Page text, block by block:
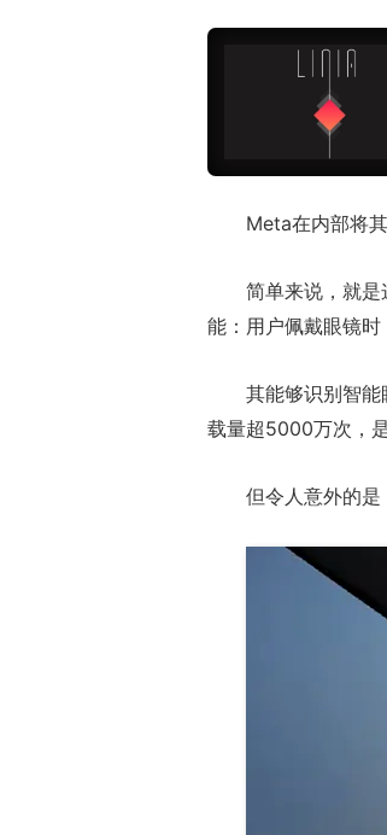
Meta在内部将
简单来说，就
能：用户佩戴眼镜时
其能够识别智
载量超5000万次，
但令人意外的是
17